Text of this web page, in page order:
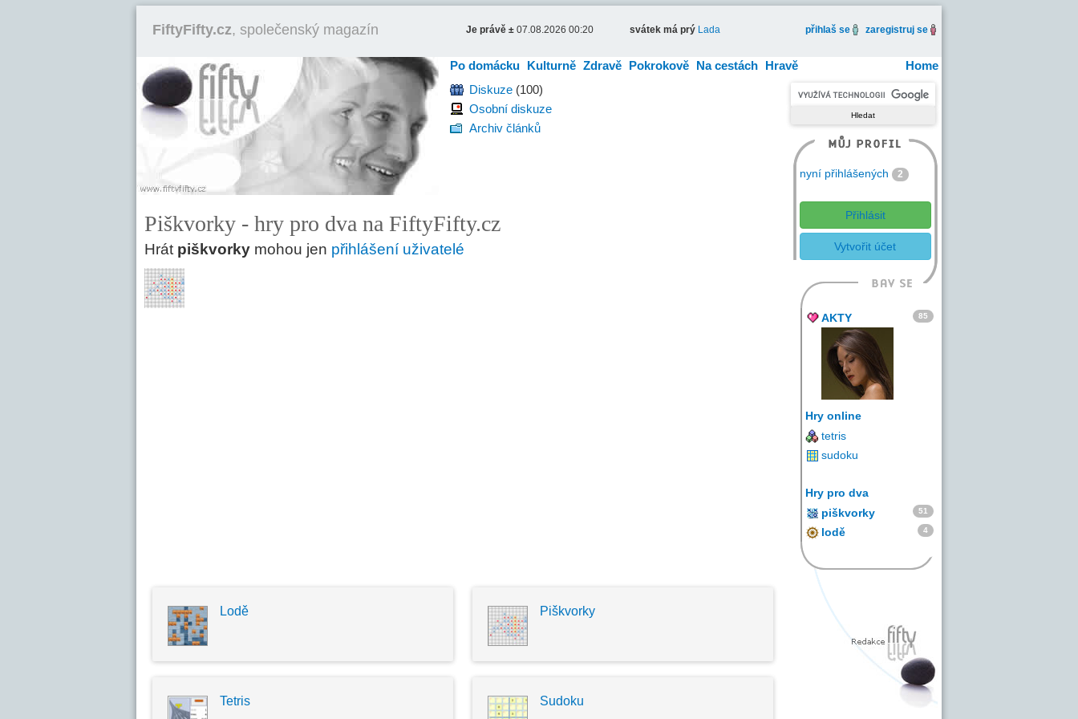
FiftyFifty.cz, společenský magazín Je právě ± 07.08.2026 00:20 svátek má prý Lada přihlaš se zaregistruj se
Home
Po domácku Kulturně Zdravě Pokrokově Na cestách Hravě
Diskuze (100)
Osobní diskuze
Archiv článků
Piškvorky - hry pro dva na FiftyFifty.cz
Hrát piškvorky mohou jen přihlášení uživatelé
Lodě Piškvorky
Tetris Sudoku
nyní přihlášených 2
Přihlásit
Vytvořit účet
AKTY 85
Hry online
tetris
sudoku
Hry pro dva
piškvorky
51
lodě 4